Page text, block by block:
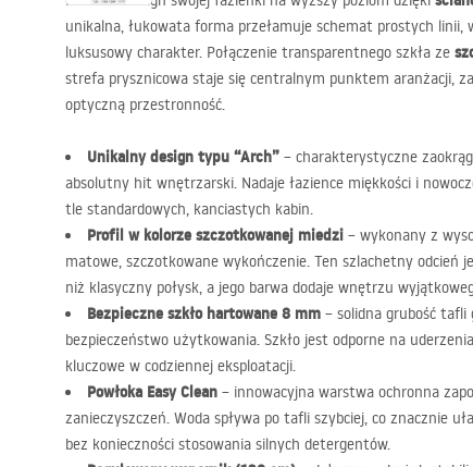
unikalna, łukowata forma przełamuje schemat prostych linii,
luksusowy charakter. Połączenie transparentnego szkła ze
strefa prysznicowa staje się centralnym punktem aranżacji,
optyczną przestronność.
Unikalny design typu “Arch” – charakterystyczne
absolutny hit wnętrzarski. Nadaje łazience miękkości i
tle standardowych, kanciastych kabin.
Profil w kolorze szczotkowanej miedzi – wykonany z
matowe, szczotkowane wykończenie. Ten szlachetny odcień
niż klasyczny połysk, a jego barwa dodaje wnętrzu
Bezpieczne szkło hartowane 8 mm – solidna grubość
bezpieczeństwo użytkowania. Szkło jest odporne na
kluczowe w codziennej eksploatacji.
Powłoka Easy Clean – innowacyjna warstwa ochronna
zanieczyszczeń. Woda spływa po tafli szybciej, co znacznie
bez konieczności stosowania silnych detergentów.